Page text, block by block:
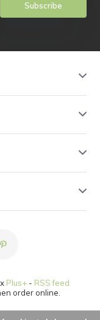
Subscribe
x Plus+- RSS feed
order online.